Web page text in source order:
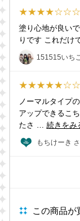
★★★★☆☆☆
塗り心地が良い
りです これだけ
151515いち
★★★★★☆☆
ノーマルタイプ
アップできるこ
たさ … 続きをみ
もちけーき
この商品が